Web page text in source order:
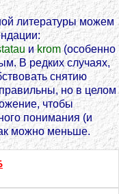
литературы можем
иkrom(особенно
В редких случаях,
снятию
но в целом
чтобы
понимания (и
можно меньше.